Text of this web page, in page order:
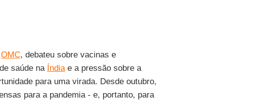
OMC, debateu sobre vacinas e
saúde na Índiae a pressão sobre a
para uma virada. Desde outubro,
para a pandemia - e, portanto, para